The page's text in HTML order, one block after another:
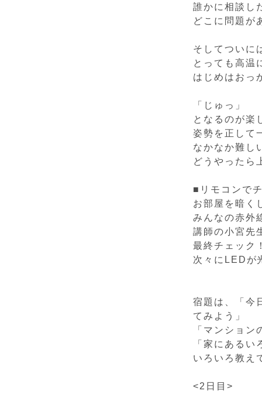
誰かに相談し
どこに問題が
そしてついに
とっても高温
はじめはおっ
「じゅっ」
となるのが楽
姿勢を正して
なかなか難し
どうやったら
■リモコンで
お部屋を暗く
みんなの赤外
講師の小宮先
最終チェック
次々にLEDが
宿題は、「今
てみよう」
「マンショ
「家にある
いろいろ教え
<2日目>